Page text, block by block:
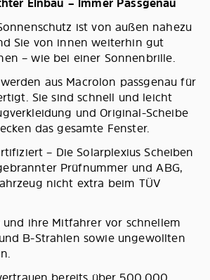
ist von außen nahezu
Sie von innen weiterhin gut
– wie bei einer Sonnenbrille.
aus Macrolon passgenau für
Sie sind schnell und leicht
und Original-Scheibe
das gesamte Fenster.
– Die Solarplexius Scheiben
Prüfnummer und ABG,
nicht extra beim TÜV
und ihre Mitfahrer vor schnellem
B-Strahlen sowie ungewollten